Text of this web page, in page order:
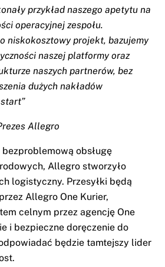
przykład naszego apetytu na
operacyjnej zespołu.
niskokosztowy projekt, bazujemy
naszej platformy oraz
naszych partnerów, bez
dużych nakładów
Allegro
obsługę
Allegro stworzyło
logistyczny. Przesyłki będą
Allegro One Kurier,
celnym przez agencję One
i bezpieczne doręczenie do
będzie tamtejszy lider